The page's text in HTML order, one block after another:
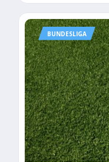
BUNDESLIGA